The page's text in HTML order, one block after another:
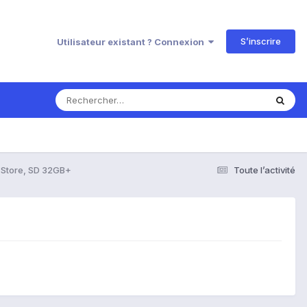
Utilisateur existant ? Connexion S’inscrire
Toute l’activité
SD 32GB+